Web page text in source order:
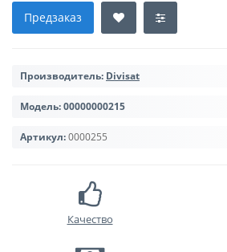
Предзаказ
Производитель: Divisat
Модель:00000000215
Артикул:0000255
Качество